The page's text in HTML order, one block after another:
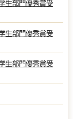
生部門優秀賞受
生部門優秀賞受
生部門優秀賞受